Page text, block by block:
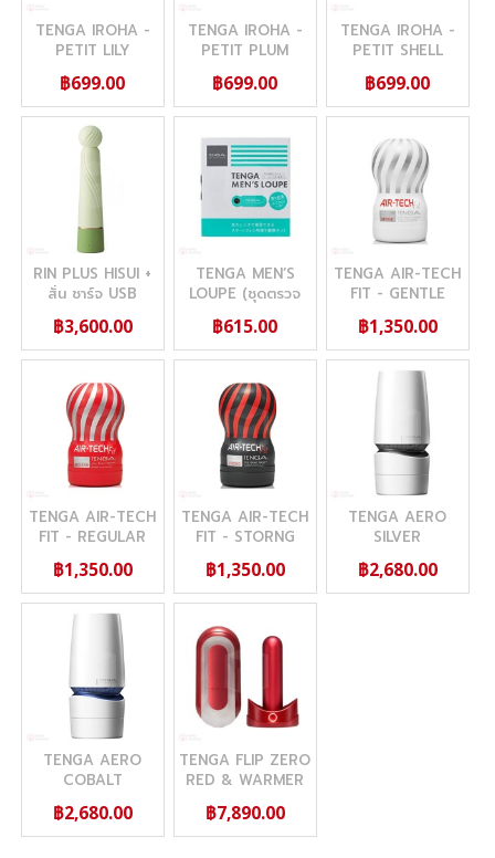
TENGA IROHA -
PETIT LILY
฿699.00
TENGA IROHA -
PETIT PLUM
฿699.00
TENGA IROHA -
PETIT SHELL
฿699.00
RIN PLUS HISUI +
สั่น ชาร์จ USB
฿3,600.00
TENGA MEN’S
LOUPE (ชุดตรวจ
฿615.00
TENGA AIR-TECH
FIT - GENTLE
฿1,350.00
TENGA AIR-TECH
FIT - REGULAR
฿1,350.00
TENGA AIR-TECH
FIT - STORNG
฿1,350.00
TENGA AERO
SILVER
฿2,680.00
TENGA AERO
COBALT
฿2,680.00
TENGA FLIP ZERO
RED & WARMER
฿7,890.00